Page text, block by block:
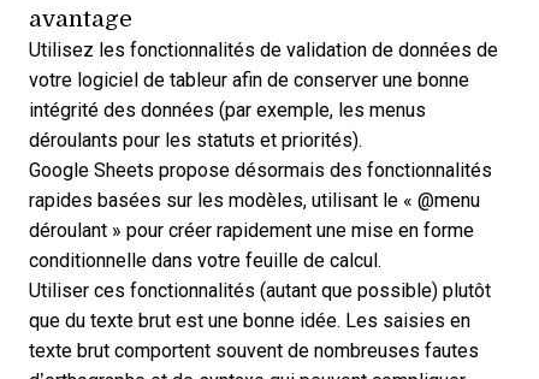
avantage
Utilisez les fonctionnalités de validation de données de
votre logiciel de tableur afin de conserver une bonne
intégrité des données (par exemple, les menus
déroulants pour les statuts et priorités).
Google Sheets propose désormais des fonctionnalités
rapides basées sur les modèles, utilisant le « @menu
déroulant » pour créer rapidement une mise en forme
conditionnelle dans votre feuille de calcul.
Utiliser ces fonctionnalités (autant que possible) plutôt
que du texte brut est une bonne idée. Les saisies en
texte brut comportent souvent de nombreuses fautes